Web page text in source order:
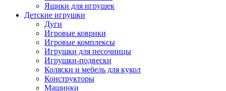
Ящики для игрушек
Детские игрушки
Дуги
Игровые коврики
Игровые комплексы
Игрушки для песочницы
Игрушки-подвески
Коляски и мебель для кукол
Конструкторы
Машинки